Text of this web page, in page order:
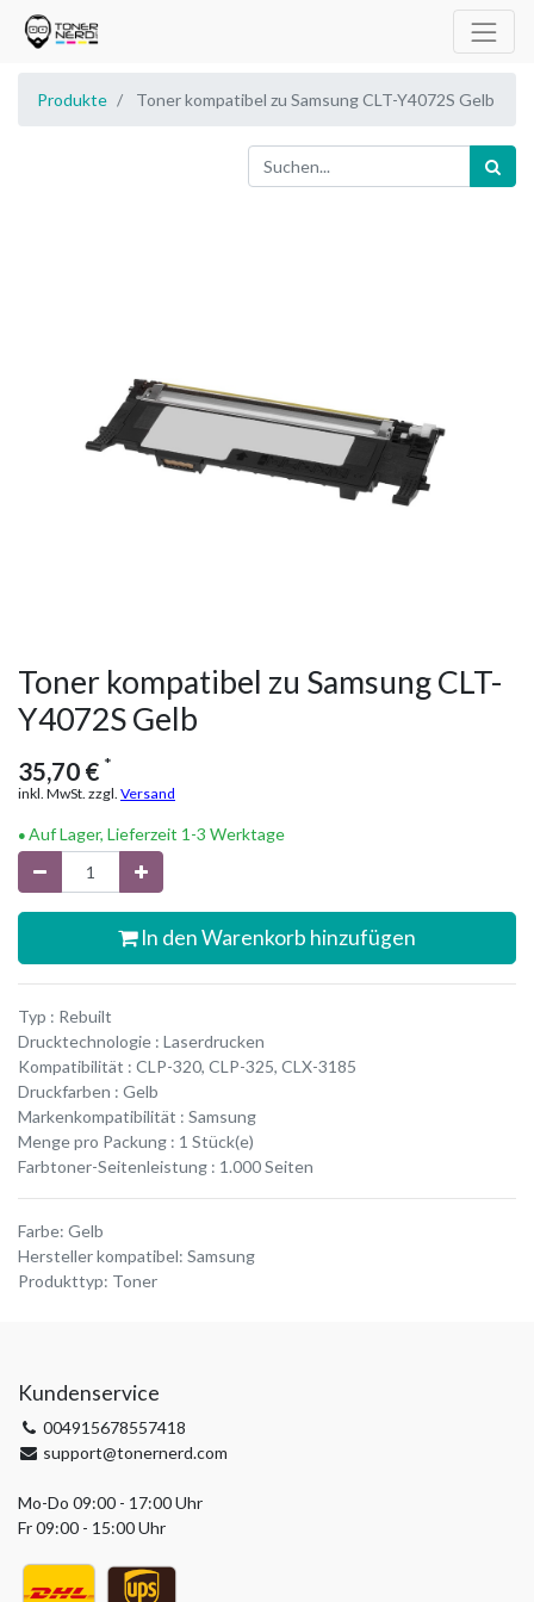
Produkte Toner kompatibel zu Samsung CLT-Y4072S Gelb
Toner kompatibel zu Samsung CLT-
Y4072S Gelb
35,70 € *
inkl. MwSt. zzgl. Versand
Auf Lager, Lieferzeit 1-3 Werktage
In den Warenkorb hinzufügen
Typ : Rebuilt
Drucktechnologie : Laserdrucken
Kompatibilität : CLP-320, CLP-325, CLX-3185
Druckfarben : Gelb
Markenkompatibilität : Samsung
Menge pro Packung : 1 Stück(e)
Farbtoner-Seitenleistung : 1.000 Seiten
Farbe: Gelb
Hersteller kompatibel: Samsung
Produkttyp: Toner
Kundenservice
004915678557418
support@tonernerd.com
Mo-Do 09:00 - 17:00 Uhr
Fr 09:00 - 15:00 Uhr